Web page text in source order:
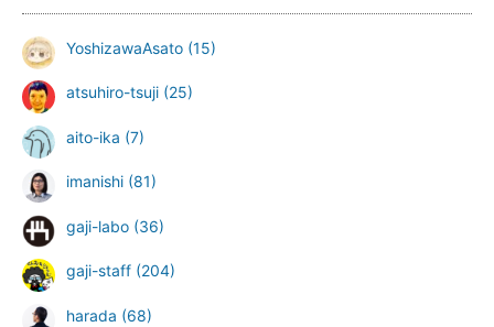
YoshizawaAsato (15)
atsuhiro-tsuji (25)
aito-ika (7)
imanishi (81)
gaji-labo (36)
gaji-staff (204)
harada (68)